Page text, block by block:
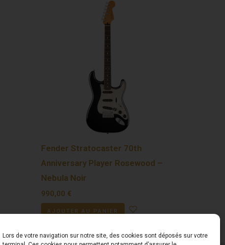
Lors de votre navigation sur notre site, des cookies sont déposés sur votre
Fender Stratocaster 70th
Anniversary Player Rosewood –
Nebula Noir
990,00 €
AJOUTER AU PANIER